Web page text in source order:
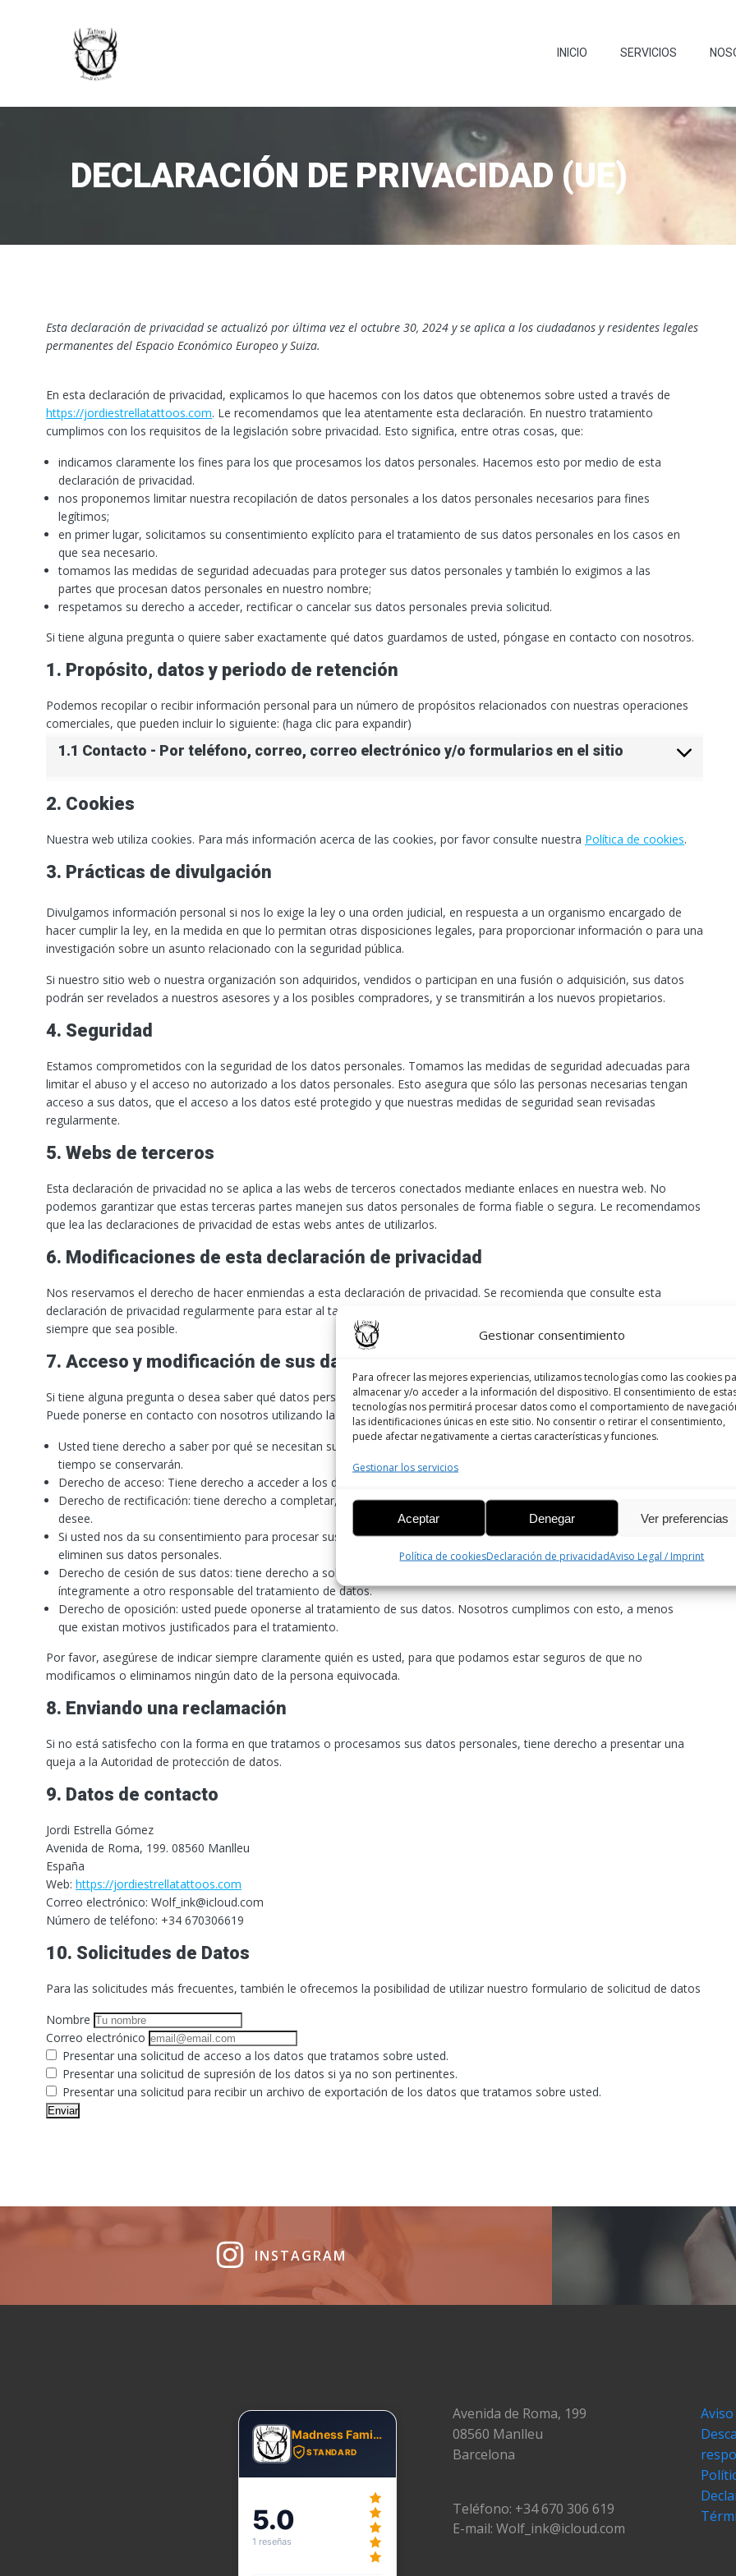
Gestionar consentimiento
Para ofrecer las mejores experiencias, utilizamos tecnologías como las cookies
almacenar y/o acceder a la información del dispositivo. El consentimiento de
tecnologías nos permitirá procesar datos como el comportamiento de
las identificaciones únicas en este sitio. No consentir o retirar el consentimiento,
puede afectar negativamente a ciertas características y funciones.
Gestionar los servicios
Aceptar Denegar Ver preferencias
Política de cookiesDeclaración de privacidadAviso Legal / Imprint
INICIO SERVICIOS
DECLARACIÓN DE PRIVACIDAD (UE)
Esta declaración de privacidad se actualizó por última vez el octubre 30, 2024 y se aplica a los ciudadanos y residentes legales
permanentes del Espacio Económico Europeo y Suiza.
En esta declaración de privacidad, explicamos lo que hacemos con los datos que obtenemos sobre usted a través de
https://jordiestrellatattoos.com. Le recomendamos que lea atentamente esta declaración. En nuestro tratamiento
cumplimos con los requisitos de la legislación sobre privacidad. Esto significa, entre otras cosas, que:
indicamos claramente los fines para los que procesamos los datos personales. Hacemos esto por medio de esta
declaración de privacidad.
nos proponemos limitar nuestra recopilación de datos personales a los datos personales necesarios para fines
legítimos;
en primer lugar, solicitamos su consentimiento explícito para el tratamiento de sus datos personales en los casos en
que sea necesario.
tomamos las medidas de seguridad adecuadas para proteger sus datos personales y también lo exigimos a las
partes que procesan datos personales en nuestro nombre;
respetamos su derecho a acceder, rectificar o cancelar sus datos personales previa solicitud.
Si tiene alguna pregunta o quiere saber exactamente qué datos guardamos de usted, póngase en contacto con nosotros.
1. Propósito, datos y periodo de retención
Podemos recopilar o recibir información personal para un número de propósitos relacionados con nuestras operaciones
comerciales, que pueden incluir lo siguiente: (haga clic para expandir)
1.1 Contacto - Por teléfono, correo, correo electrónico y/o formularios en el sitio
2. Cookies
Nuestra web utiliza cookies. Para más información acerca de las cookies, por favor consulte nuestra Política de cookies.
3. Prácticas de divulgación
Divulgamos información personal si nos lo exige la ley o una orden judicial, en respuesta a un organismo encargado de
hacer cumplir la ley, en la medida en que lo permitan otras disposiciones legales, para proporcionar información o para una
investigación sobre un asunto relacionado con la seguridad pública.
Si nuestro sitio web o nuestra organización son adquiridos, vendidos o participan en una fusión o adquisición, sus datos
podrán ser revelados a nuestros asesores y a los posibles compradores, y se transmitirán a los nuevos propietarios.
4. Seguridad
Estamos comprometidos con la seguridad de los datos personales. Tomamos las medidas de seguridad adecuadas para
limitar el abuso y el acceso no autorizado a los datos personales. Esto asegura que sólo las personas necesarias tengan
acceso a sus datos, que el acceso a los datos esté protegido y que nuestras medidas de seguridad sean revisadas
regularmente.
5. Webs de terceros
Esta declaración de privacidad no se aplica a las webs de terceros conectados mediante enlaces en nuestra web. No
podemos garantizar que estas terceras partes manejen sus datos personales de forma fiable o segura. Le recomendamos
que lea las declaraciones de privacidad de estas webs antes de utilizarlos.
6. Modificaciones de esta declaración de privacidad
Nos reservamos el derecho de hacer enmiendas a esta declaración de privacidad. Se recomienda que consulte esta
declaración de privacidad regularmente para estar al tanto de cualquier cambio. Además, le informaremos activamente
siempre que sea posible.
7. Acceso y modificación de sus datos
Si tiene alguna pregunta o desea saber qué datos personales tenemos sobre usted, póngase en contacto con nosotros.
Puede ponerse en contacto con nosotros utilizando la siguiente información. Usted tiene los siguientes derechos:
Usted tiene derecho a saber por qué se necesitan sus datos personales, qué pasará con ellos y durante cuánto
tiempo se conservarán.
Derecho de acceso: Tiene derecho a acceder a los datos personales que conocemos sobre usted.
Derecho de rectificación: tiene derecho a completar, rectificar, borrar o bloquear sus datos personales cuando lo
desee.
Si usted nos da su consentimiento para procesar sus datos, tiene derecho a revocar dicho consentimiento y a que se
eliminen sus datos personales.
Derecho de cesión de sus datos: tiene derecho a solicitar todos sus datos personales al responsable y a transferirlos
íntegramente a otro responsable del tratamiento de datos.
Derecho de oposición: usted puede oponerse al tratamiento de sus datos. Nosotros cumplimos con esto, a menos
que existan motivos justificados para el tratamiento.
Por favor, asegúrese de indicar siempre claramente quién es usted, para que podamos estar seguros de que no
modificamos o eliminamos ningún dato de la persona equivocada.
8. Enviando una reclamación
Si no está satisfecho con la forma en que tratamos o procesamos sus datos personales, tiene derecho a presentar una
queja a la Autoridad de protección de datos.
9. Datos de contacto
Jordi Estrella Gómez
Avenida de Roma, 199. 08560 Manlleu
España
Web: https://jordiestrellatattoos.com
Correo electrónico: Wolf_ink@icloud.com
Número de teléfono: +34 670306619
10. Solicitudes de Datos
Para las solicitudes más frecuentes, también le ofrecemos la posibilidad de utilizar nuestro formulario de solicitud de datos
Nombre
Correo electrónico
Presentar una solicitud de acceso a los datos que tratamos sobre usted.
Presentar una solicitud de supresión de los datos si ya no son pertinentes.
Presentar una solicitud para recibir un archivo de exportación de los datos que tratamos sobre usted.
INSTAGRAM
Avenida de Roma, 199
08560 Manlleu
Barcelona
Teléfono: +34 670 306 619
E-mail: Wolf_ink@icloud.com